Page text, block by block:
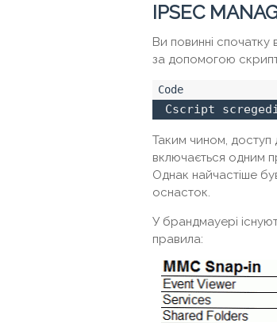
IPSEC
Ви повинні
за допомогою
Cscript
Таким чином, доступ
включається одним
Однак найчастіше
оснасток.
У брандмауері
правила: